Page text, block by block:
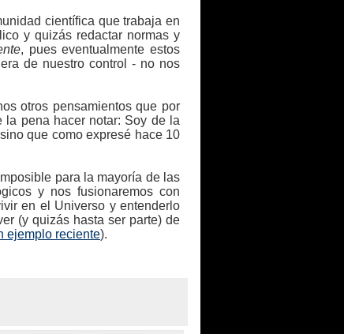
científica que trabaja en
y quizás redactar normas y
, pues eventualmente estos
de nuestro control - no nos
otros pensamientos que por
la pena hacer notar: Soy de la
que como expresé hace 10
para la mayoría de las
y nos fusionaremos con
en el Universo y entenderlo
(y quizás hasta ser parte) de
ejemplo reciente).